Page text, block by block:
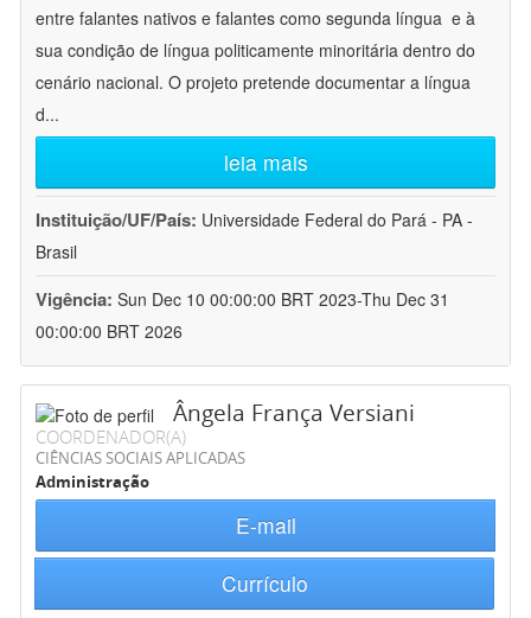
entre falantes nativos e falantes como segunda língua  e à
sua condição de língua politicamente minoritária dentro do
cenário nacional. O projeto pretende documentar a língua
d...
leia mais
Instituição/UF/País: Universidade Federal do Pará - PA -
Brasil
Vigência: Sun Dec 10 00:00:00 BRT 2023-Thu Dec 31
00:00:00 BRT 2026
Ângela França Versiani
COORDENADOR(A)
CIÊNCIAS SOCIAIS APLICADAS
Administração
E-mail
Currículo